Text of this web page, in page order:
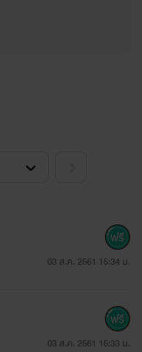
03 ส.ค. 2561 15:34 น.
03 ส.ค. 2561 15:33 น.